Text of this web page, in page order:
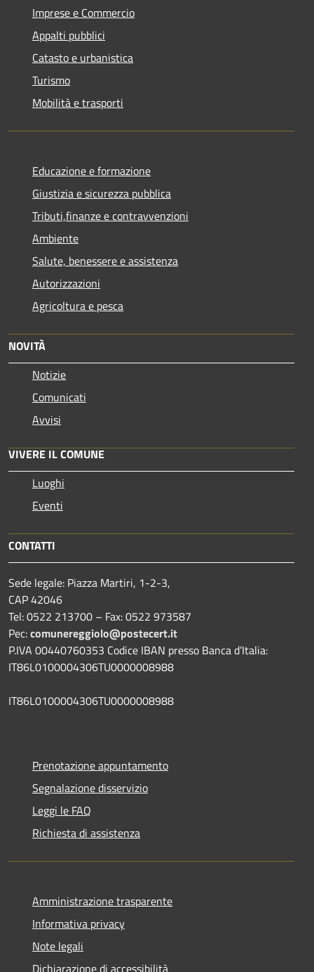
Imprese e Commercio
Appalti pubblici
Catasto e urbanistica
Turismo
Mobilità e trasporti
Educazione e formazione
Giustizia e sicurezza pubblica
Tributi,finanze e contravvenzioni
Ambiente
Salute, benessere e assistenza
Autorizzazioni
Agricoltura e pesca
NOVITÀ
Notizie
Comunicati
Avvisi
VIVERE IL COMUNE
Luoghi
Eventi
CONTATTI
Sede legale: Piazza Martiri, 1-2-3,
CAP 42046
Tel: 0522 213700 – Fax: 0522 973587
Pec:comunereggiolo@postecert.it
P.IVA 00440760353 Codice IBAN presso Banca d’Italia:
IT86L0100004306TU0000008988
IT86L0100004306TU0000008988
Prenotazione appuntamento
Segnalazione disservizio
Leggi le FAQ
Richiesta di assistenza
Amministrazione trasparente
Informativa privacy
Note legali